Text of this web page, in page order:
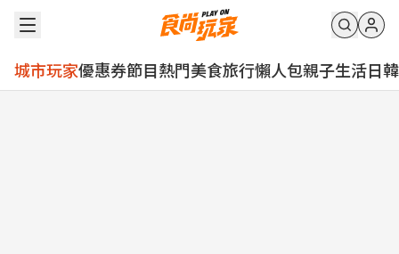
城市玩家優惠券節目熱門美食旅行懶人包親子生活日韓